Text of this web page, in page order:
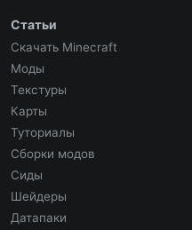
Статьи
Скачать Minecraft
Моды
Текстуры
Карты
Туториалы
Сборки модов
Сиды
Шейдеры
Датапаки